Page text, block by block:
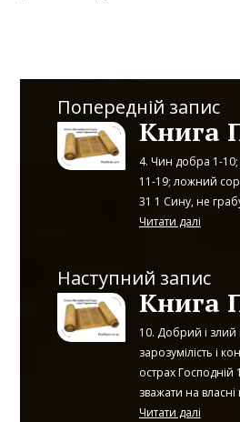
Попередній запис
4. Чин добра 1-
11-19; ложний
31 1 Сину, не
Читати далі
Наступний запис
10. Добрий і злий
зарозумілість і
острах Господній
зважати на
Читати далі